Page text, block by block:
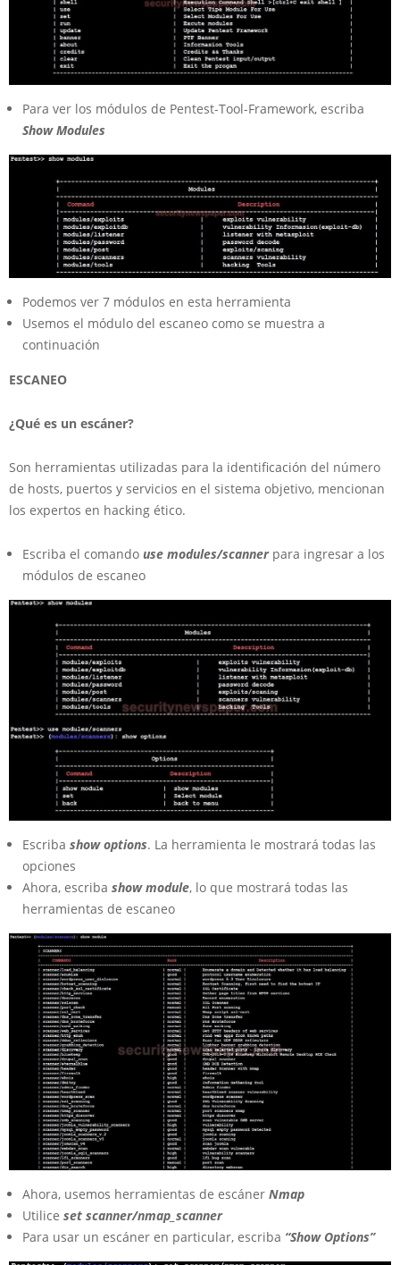
Para ver los módulos de Pentest-Tool-Framework, escriba
Show Modules
Podemos ver 7 módulos en esta herramienta
Usemos el módulo del escaneo como se muestra a
continuación
ESCANEO
¿Qué es un escáner?
Son herramientas utilizadas para la identificación del número
de hosts, puertos y servicios en el sistema objetivo, mencionan
los expertos en hacking ético.
Escriba el comando use modules/scannerpara ingresar a los
módulos de escaneo
Escriba show options. La herramienta le mostrará todas las
opciones
Ahora, escriba show module, lo que mostrará todas las
herramientas de escaneo
Ahora, usemos herramientas de escáner Nmap
Utilice set scanner/nmap_scanner
Para usar un escáner en particular, escriba “Show Options”